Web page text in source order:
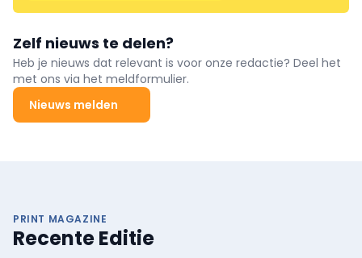
Zelf nieuws te delen?
Heb je nieuws dat relevant is voor onze redactie? Deel het
met ons via het meldformulier.
Nieuws melden
PRINT MAGAZINE
Recente Editie